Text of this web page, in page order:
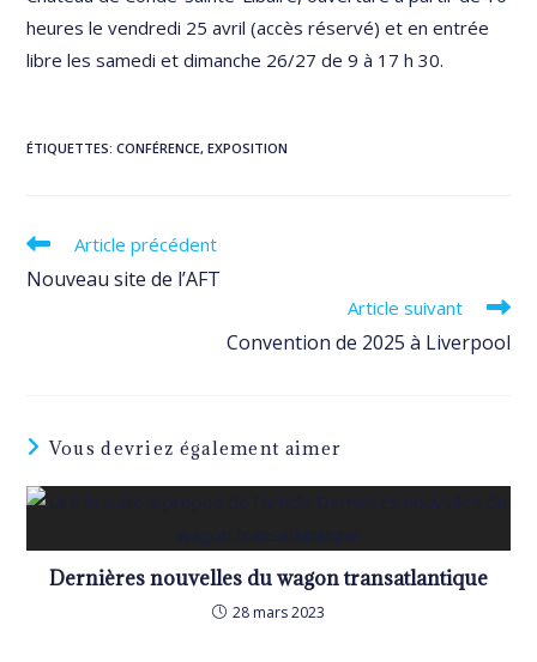
heures le vendredi 25 avril (accès réservé) et en entrée
libre les samedi et dimanche 26/27 de 9 à 17 h 30.
ÉTIQUETTES:CONFÉRENCE, EXPOSITION
Read
articles
Article précédent
Nouveau site de l’AFT
Article suivant
Convention de 2025 à Liverpool
Vous devriez également aimer
Dernières nouvelles du wagon transatlantique
28 mars 2023